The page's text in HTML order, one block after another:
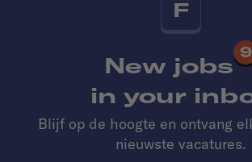
F
New jobs
9
in your
Blijf op de hoogte en ontvang
nieuwste vacatures.